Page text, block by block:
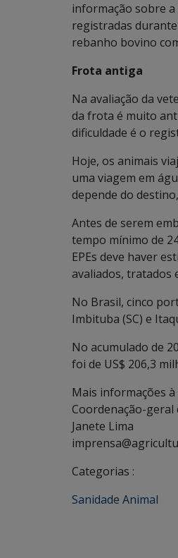
informação sobre
registradas
rebanho bovino
Frota antiga
Na avaliação da
da frota é muito
dificuldade é o
Hoje, os animais
uma viagem em
depende do
Antes de serem
tempo mínimo de
EPEs deve haver
avaliados, tratados
No Brasil, cinco
Imbituba (SC) e
No acumulado de
foi de US$ 206,3
Mais informações
Coordenação-geral
Janete Lima
Categorias :
Sanidade Animal